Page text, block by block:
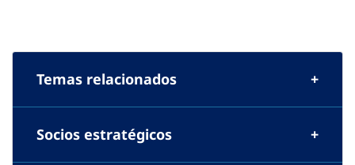
Temas relacionados
Socios estratégicos